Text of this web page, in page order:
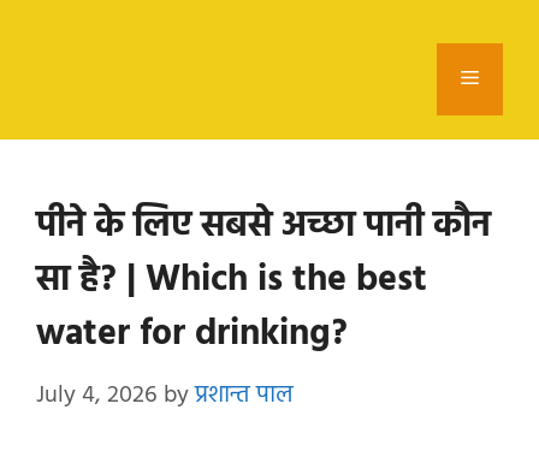
Menu
पीने के लिए सबसे अच्छा पानी कौन
सा है? | Which is the best
water for drinking?
July 4, 2026 byप्रशान्त पाल